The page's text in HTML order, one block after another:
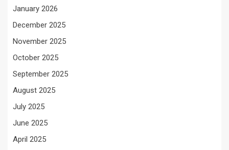
January 2026
December 2025
November 2025
October 2025
September 2025
August 2025
July 2025
June 2025
April 2025